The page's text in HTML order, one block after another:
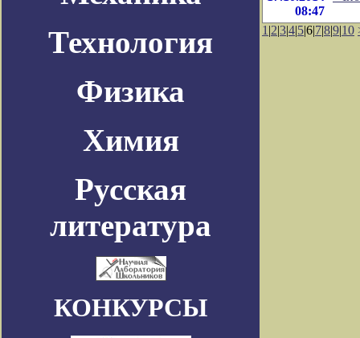
Технология
Физика
Химия
Русская
литература
КОНКУРСЫ
08:47
1 |2|3|4|5|6|7|8|9|10